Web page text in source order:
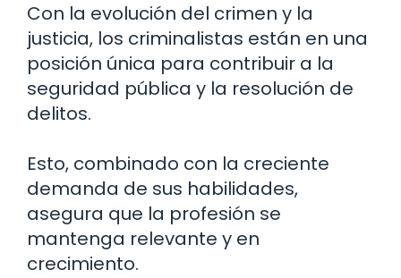
Con la evolución del crimen y la
justicia, los criminalistas están en una
posición única para contribuir a la
seguridad pública y la resolución de
delitos.
Esto, combinado con la creciente
demanda de sus habilidades,
asegura que la profesión se
mantenga relevante y en
crecimiento.